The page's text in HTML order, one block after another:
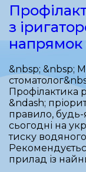
з
напрямок
&nbsp; &nbsp;
Профілактика
&ndash;
правило, будь-
сьогодні на
тиску
прилад із